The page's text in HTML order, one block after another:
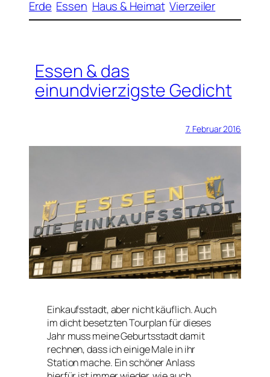
Erde Essen Haus & Heimat Vierzeiler
Essen & das
einundvierzigste Gedicht
7. Februar 2016
Einkaufsstadt, aber nicht käuflich. Auch
im dicht besetzten Tourplan für dieses
Jahr muss meine Geburtsstadt damit
rechnen, dass ich einige Male in ihr
Station mache. Ein schöner Anlass